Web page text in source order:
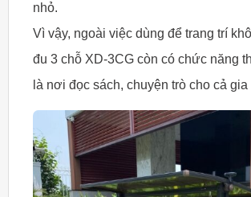
nhỏ.
Vì vậy, ngoài việc dùng để trang trí
đu 3 chỗ XD-3CG còn có chức năng
là nơi đọc sách, chuyện trò cho cả gia